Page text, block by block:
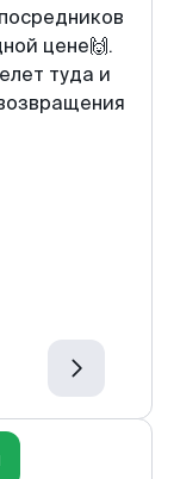
цене🙌.
туда и